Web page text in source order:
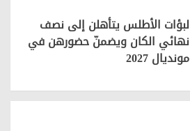
لبؤات الأطلس يتأهلن إلى نصف
نهائي الكان ويضمنّ حضورهن في
مونديال 2027